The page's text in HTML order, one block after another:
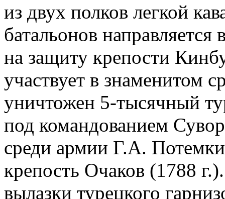
из двух полков легкой
батальонов
на защиту крепости
участвует в знаменитом
уничтожен 5-тысячный
под командованием
среди армии Г.А.
крепость Очаков (1788
вылазки турецкого